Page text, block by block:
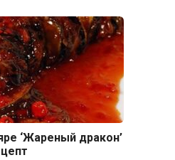
‘Жареный дракон’